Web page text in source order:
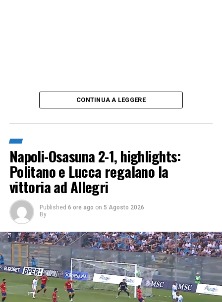
CONTINUA A LEGGERE
Napoli-Osasuna 2-1, highlights:
Politano e Lucca regalano la
vittoria ad Allegri
Published 6 ore ago on 5 Agosto 2026
By